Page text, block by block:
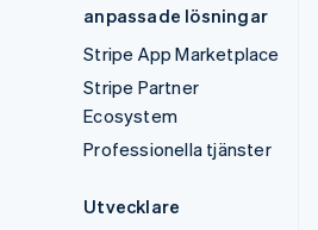
anpassade lösningar
Stripe App Marketplace
Stripe Partner
Ecosystem
Professionella tjänster
Utvecklare